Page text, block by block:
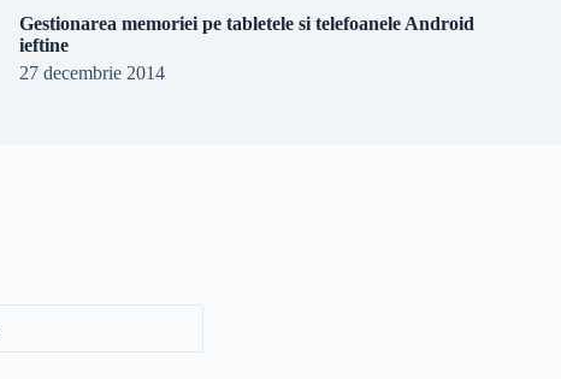
Gestionarea memoriei pe tabletele si telefoanele Android
ieftine
27 decembrie 2014